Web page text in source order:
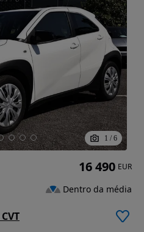
1 / 6
16 490 EUR
Dentro da média